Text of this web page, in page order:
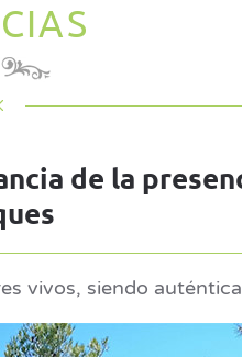
de la
vivos, siendo